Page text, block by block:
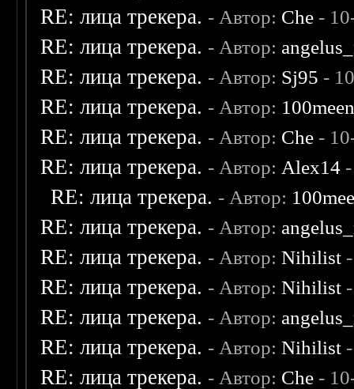
RE: лица трекера. - Автор: Che -
RE: лица трекера. - Автор:
RE: лица трекера. - Автор: Sj95 -
RE: лица трекера. - Автор:
RE: лица трекера. - Автор: Che -
RE: лица трекера. - Автор: Alex14
RE: лица трекера. - Автор:
RE: лица трекера. - Автор:
RE: лица трекера. - Автор:Nihilist
RE: лица трекера. - Автор:Nihilist
RE: лица трекера. - Автор:
RE: лица трекера. - Автор:Nihilist
RE: лица трекера. - Автор: Che -